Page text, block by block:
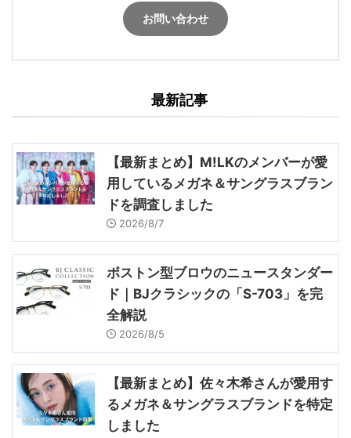
お問い合わせ
最新記事
【最新まとめ】M!LKのメンバーが愛
用しているメガネ＆サングラスブラン
ドを調査しました
2026/8/7
ボストン型ブロウのニュースタンダー
ド｜BJクラシックの「S-703」を完
全解説
2026/8/5
【最新まとめ】佐々木希さんが愛用す
るメガネ＆サングラスブランドを特定
しました